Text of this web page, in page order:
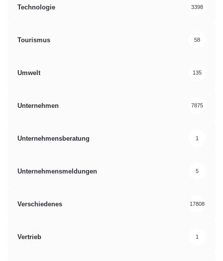
Technologie 3398
Tourismus 58
Umwelt 135
Unternehmen 7875
Unternehmensberatung 1
Unternehmensmeldungen 5
Verschiedenes 17808
Vertrieb 1